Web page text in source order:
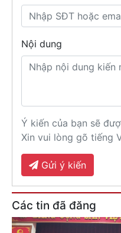
Nội dung
Ý kiến của bạn sẽ
Xin vui lòng gõ tiếng
Gửi ý kiến
Các tin đã đăng